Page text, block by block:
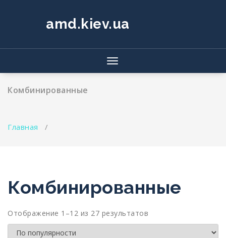
содержимомуamd.kiev.ua
Показать/
Скрыть
Комбинированные
Главная /
Комбинированные
Отображение 1–12 из 27 результатов